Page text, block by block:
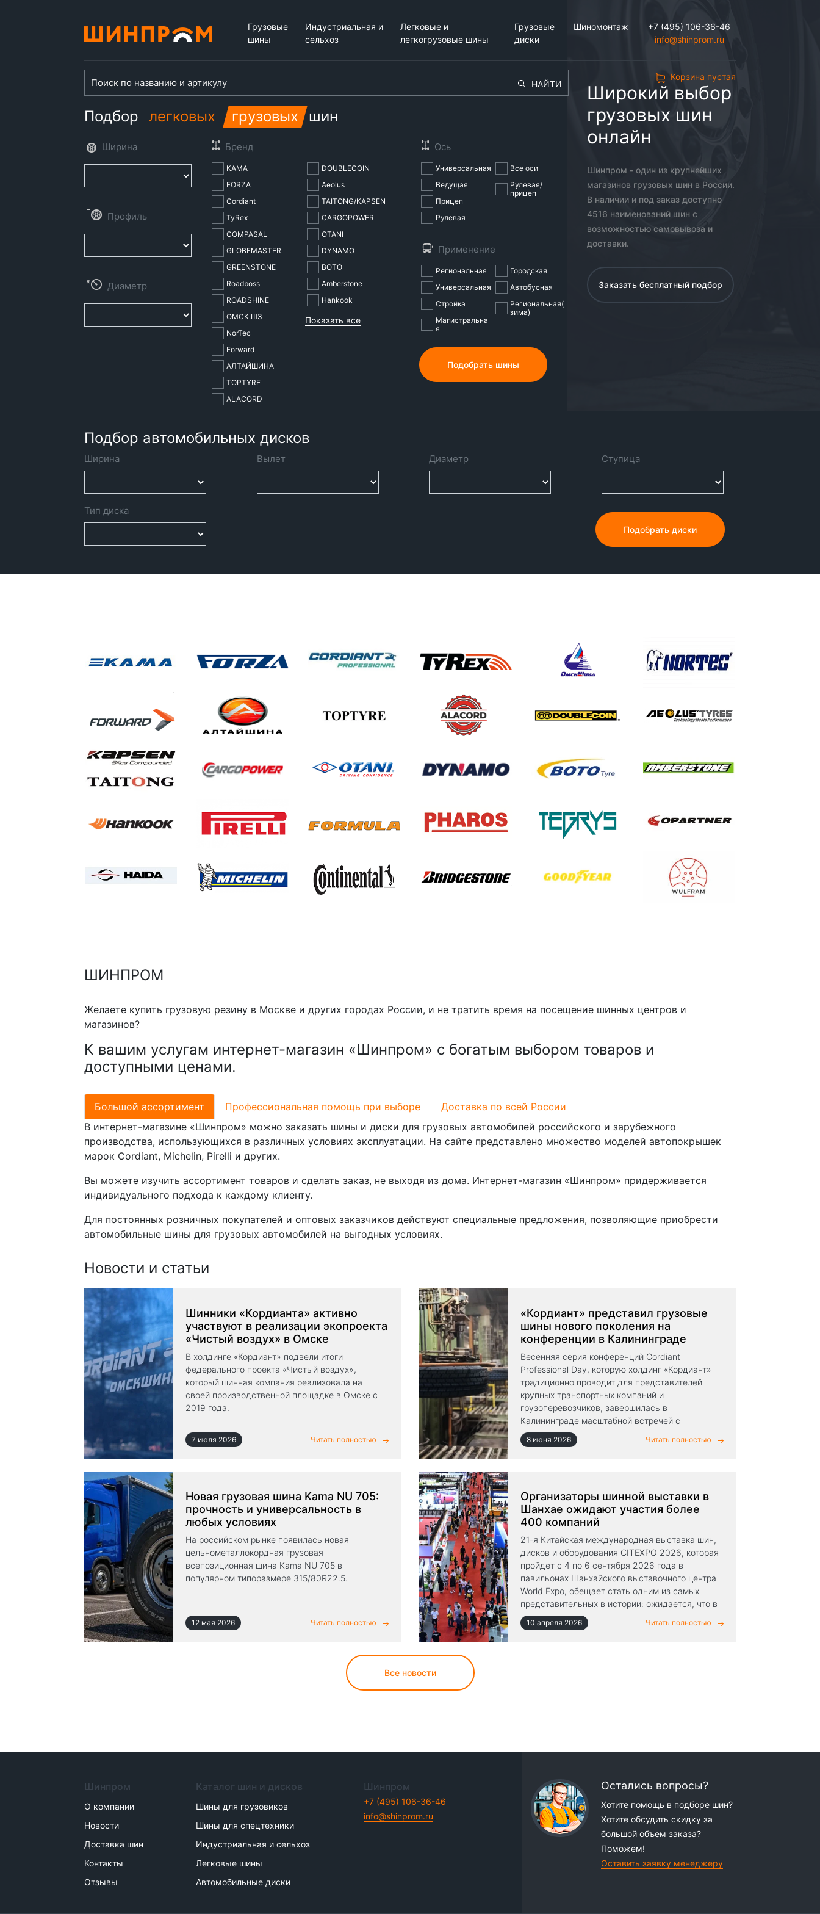
Грузовые
шины
Индустриальная и
сельхоз
Легковые и
легкогрузовые шины
Грузовые
диски
Шиномонтаж
+7 (495) 106-36-46
info@shinprom.ru
Корзина пустая
НАЙТИ
Подбор легковых грузовых шин
КАМА
FORZA
Cordiant
TyRex
COMPASAL
GLOBEMASTER
GREENSTONE
Roadboss
ROADSHINE
ОМСК.ШЗ
NorTec
Forward
АЛТАЙШИНА
TOPTYRE
ALACORD
DOUBLECOIN
Aeolus
TAITONG/KAPSEN
CARGOPOWER
OTANI
DYNAMO
BOTO
Amberstone
Hankook
Показать все
Универсальная
Ведущая
Прицеп
Рулевая
Все оси
Рулевая/
прицеп
Региональная
Универсальная
Стройка
Магистральна
я
Городская
Автобусная
Региональная(
зима)
Подобрать шины
Широкий выбор
грузовых шин
онлайн
Шинпром - один из крупнейших
магазинов грузовых шин в России.
В наличии и под заказ доступно
4516 наименований шин с
возможностью самовывоза и
доставки.
Заказать бесплатный подбор
Подбор автомобильных дисков
Подобрать диски
ШИНПРОМ
Желаете купить грузовую резину в Москве и других городах России, и не тратить время на посещение шинных центров и
магазинов?
К вашим услугам интернет-магазин «Шинпром» с богатым выбором товаров и
доступными ценами.
Большой ассортимент Профессиональная помощь при выборе
Доставка по всей России
В интернет-магазине «Шинпром» можно заказать шины и диски для грузовых автомобилей российского и зарубежного
производства, использующихся в различных условиях эксплуатации. На сайте представлено множество моделей автопокрышек
марок Cordiant, Michelin, Pirelli и других.
Вы можете изучить ассортимент товаров и сделать заказ, не выходя из дома. Интернет-магазин «Шинпром» придерживается
индивидуального подхода к каждому клиенту.
Для постоянных розничных покупателей и оптовых заказчиков действуют специальные предложения, позволяющие приобрести
автомобильные шины для грузовых автомобилей на выгодных условиях.
Новости и статьи
Шинники «Кордианта» активно
участвуют в реализации экопроекта
«Чистый воздух» в Омске
В холдинге «Кордиант» подвели итоги
федерального проекта «Чистый воздух»,
который шинная компания реализовала на
своей производственной площадке в Омске с
2019 года.
7 июля 2026 Читать полностью
«Кордиант» представил грузовые
шины нового поколения на
конференции в Калининграде
Весенняя серия конференций Cordiant
Professional Day, которую холдинг «Кордиант»
традиционно проводит для представителей
крупных транспортных компаний и
грузоперевозчиков, завершилась в
Калининграде масштабной встречей с
партнёрами по грузовому направлению из
Екатеринбурга, Калининграда, Москвы, Рос
8 июня 2026 Читать полностью
Новая грузовая шина Kama NU 705:
прочность и универсальность в
любых условиях
На российском рынке появилась новая
цельнометаллокордная грузовая
всепозиционная шина Kama NU 705 в
популярном типоразмере 315/80R22.5.
12 мая 2026 Читать полностью
Организаторы шинной выставки в
Шанхае ожидают участия более
400 компаний
21-я Китайская международная выставка шин,
дисков и оборудования CITEXPO 2026, которая
пройдет с 4 по 6 сентября 2026 года в
павильонах Шанхайского выставочного центра
World Expo, обещает стать одним из самых
представительных в истории: ожидается, что в
ней примут участие более 400 экспонентов.
10 апреля 2026 Читать полностью
Все новости
Шинпром
О компании
Новости
Доставка шин
Контакты
Отзывы
Каталог шин и дисков
Шины для грузовиков
Шины для спецтехники
Индустриальная и сельхоз
Легковые шины
Автомобильные диски
Шинпром
+7 (495) 106-36-46
info@shinprom.ru
Остались вопросы?
Хотите помощь в подборе шин?
Хотите обсудить скидку за
большой объем заказа?
Поможем!
Оставить заявку менеджеру